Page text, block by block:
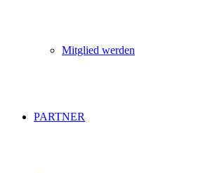
Mitglied werden
PARTNER